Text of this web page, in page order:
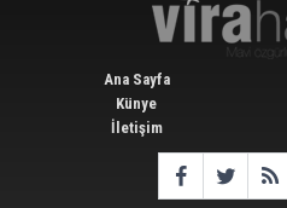
Ana Sayfa
Künye
İletişim